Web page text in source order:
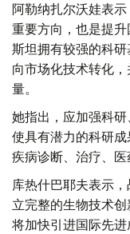
阿勒纳扎尔沃娃表
重要方向，也是提
斯坦拥有较强的科
向市场化技术转化
量。
她指出，应加强科
使具有潜力的科研
疾病诊断、治疗、医
库热什巴耶夫表示
立完整的生物技术
将加快引进国际先